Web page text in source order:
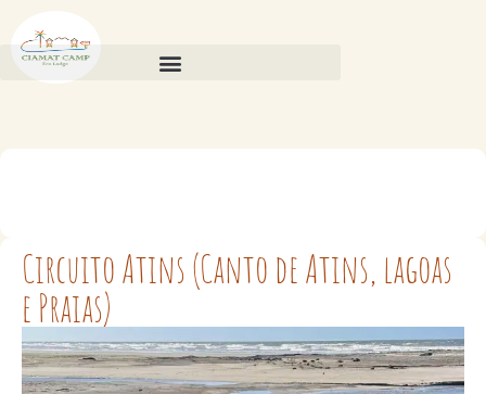
Circuito Atins (Canto de Atins, lagoas
e Praias)